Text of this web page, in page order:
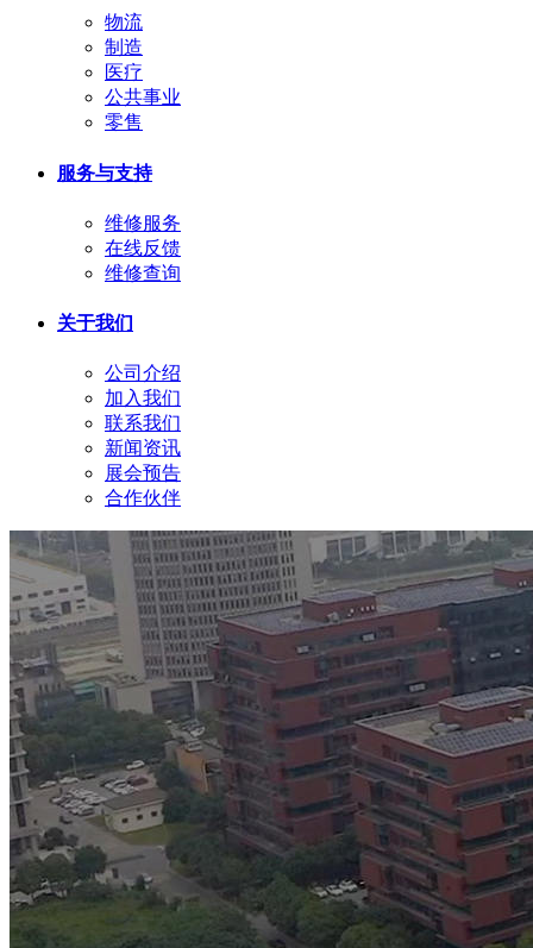
物流
制造
医疗
公共事业
零售
服务与支持
维修服务
在线反馈
维修查询
关于我们
公司介绍
加入我们
联系我们
新闻资讯
展会预告
合作伙伴